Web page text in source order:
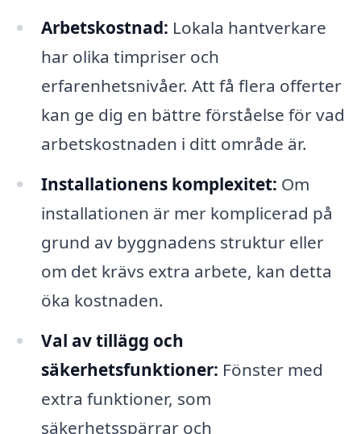
Arbetskostnad: Lokala hantverkare
har olika timpriser och
erfarenhetsnivåer. Att få flera offerter
kan ge dig en bättre förståelse för vad
arbetskostnaden i ditt område är.
Installationens komplexitet: Om
installationen är mer komplicerad på
grund av byggnadens struktur eller
om det krävs extra arbete, kan detta
öka kostnaden.
Val av tillägg och
säkerhetsfunktioner: Fönster med
extra funktioner, som
säkerhetsspärrar och